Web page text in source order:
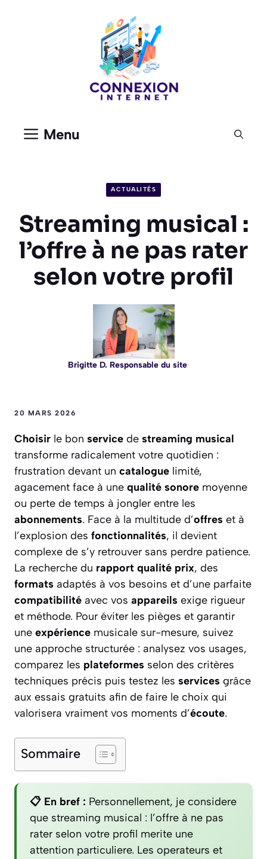
Menu
ACTUALITÉS
Streaming musical :
l’offre à ne pas rater
selon votre profil
Brigitte D. Responsable du site
20 MARS 2026
Choisir le bon service de streaming musical
transforme radicalement votre quotidien :
frustration devant un catalogue limité,
agacement face à une qualité sonore moyenne
ou perte de temps à jongler entre les
abonnements. Face à la multitude d’offres et à
l’explosion des fonctionnalités, il devient
complexe de s’y retrouver sans perdre patience.
La recherche du rapport qualité prix, des
formats adaptés à vos besoins et d’une parfaite
compatibilité avec vos appareils exige rigueur
et méthode. Pour éviter les pièges et garantir
une expérience musicale sur-mesure, suivez
une approche structurée : analysez vos usages,
comparez les plateformes selon des critères
techniques précis puis testez les services grâce
aux essais gratuits afin de faire le choix qui
valorisera vraiment vos moments d’écoute.
Sommaire
📋 En bref : Personnellement, je considere
que streaming musical : l’offre à ne pas
rater selon votre profil merite une
attention particuliere. Les operateurs et